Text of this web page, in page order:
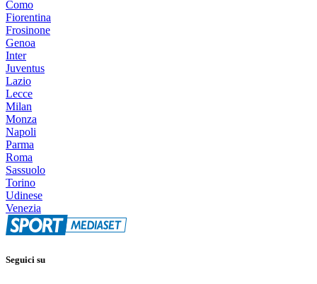
Como
Fiorentina
Frosinone
Genoa
Inter
Juventus
Lazio
Lecce
Milan
Monza
Napoli
Parma
Roma
Sassuolo
Torino
Udinese
Venezia
Seguici su